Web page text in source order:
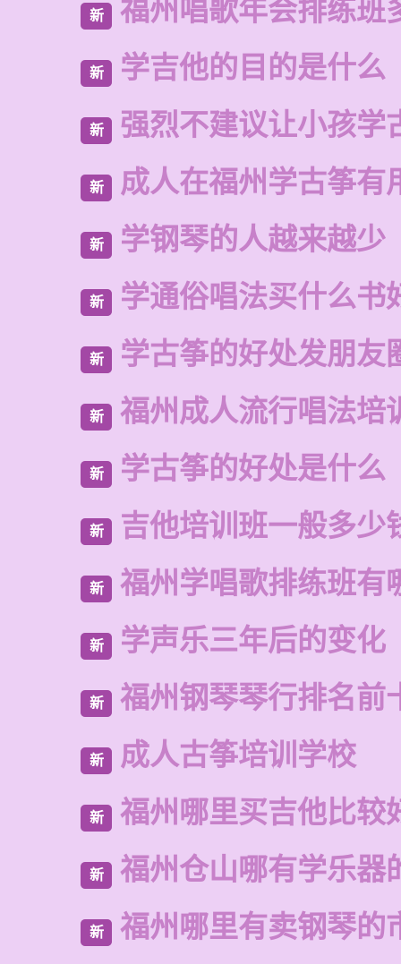
新 福州唱歌年会排练班
新 学吉他的目的是什么
新 强烈不建议让小孩学
新 成人在福州学古筝有
新 学钢琴的人越来越少
新 学通俗唱法买什么书
新 学古筝的好处发朋友
新 福州成人流行唱法培
新 学古筝的好处是什么
新 吉他培训班一般多少
新 福州学唱歌排练班有
新 学声乐三年后的变化
新 福州钢琴琴行排名前
新 成人古筝培训学校
新 福州哪里买吉他比较
新 福州仓山哪有学乐器
新 福州哪里有卖钢琴的